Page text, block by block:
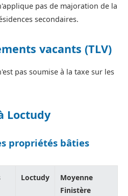
pas de majoration de la
secondaires.
vacants (TLV)
pas soumise à la taxe sur les
Loctudy
propriétés bâties
Loctudy
Moyenne
Finistère